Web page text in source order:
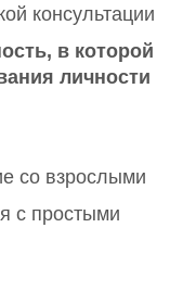
консультации
в которой
личности
со взрослыми
с простыми